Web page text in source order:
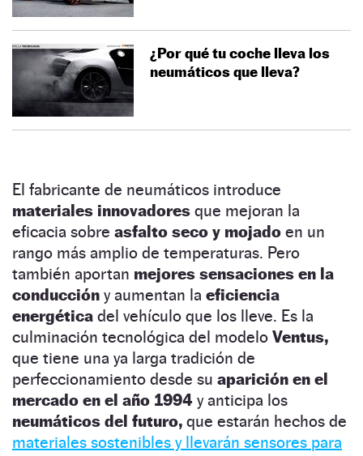
¿Por qué tu coche lleva los
neumáticos que lleva?
El fabricante de neumáticos introduce
materiales innovadores que mejoran la
eficacia sobre asfalto seco y mojado en un
rango más amplio de temperaturas. Pero
también aportan mejores sensaciones en la
conducción y aumentan la eficiencia
energética del vehículo que los lleve. Es la
culminación tecnológica del modelo Ventus,
que tiene una ya larga tradición de
perfeccionamiento desde su aparición en el
mercado en el año 1994 y anticipa los
neumáticos del futuro, que estarán hechos de
materiales sostenibles y llevarán sensores para